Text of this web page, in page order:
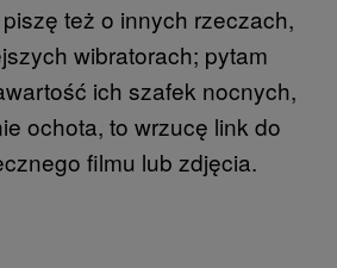
też o innych rzeczach,
wibratorach; pytam
ich szafek nocnych,
ochota, to wrzucę link do
filmu lub zdjęcia.